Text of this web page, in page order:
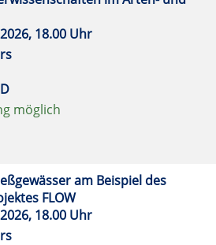
18.00 Uhr
möglich
am Beispiel des
FLOW
18.00 Uhr